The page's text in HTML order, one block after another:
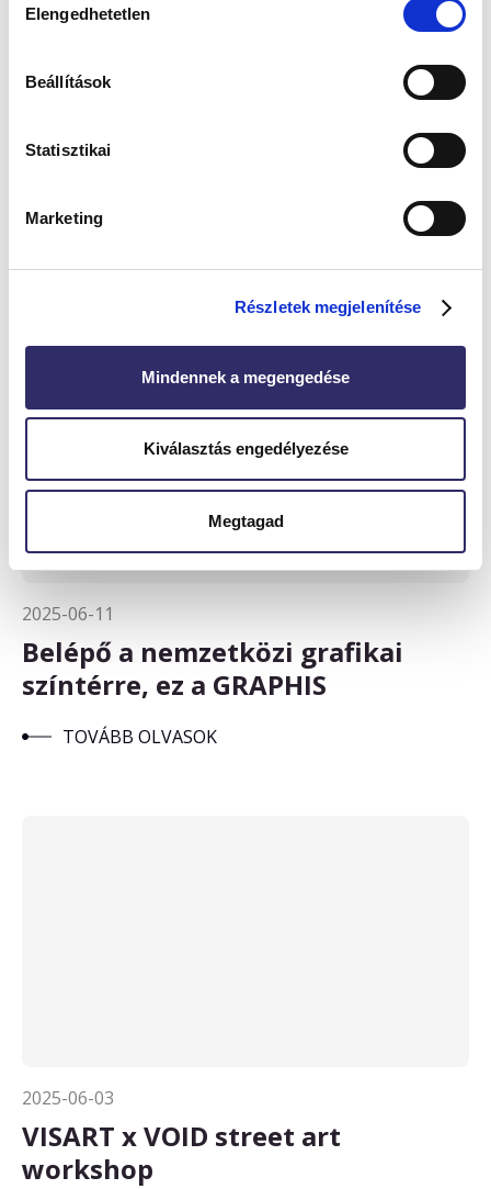
kiválasztása
Elengedhetetlen
Beállítások
Statisztikai
Marketing
Részletek megjelenítése
Mindennek a megengedése
Kiválasztás engedélyezése
Megtagad
https://fb.me/e/aJctSYRvn
ezek is érdekelhetnek
2025-06-11
Belépő a nemzetközi grafikai
színtérre, ez a GRAPHIS
TOVÁBB OLVASOK
2025-06-03
VISART x VOID street art
workshop